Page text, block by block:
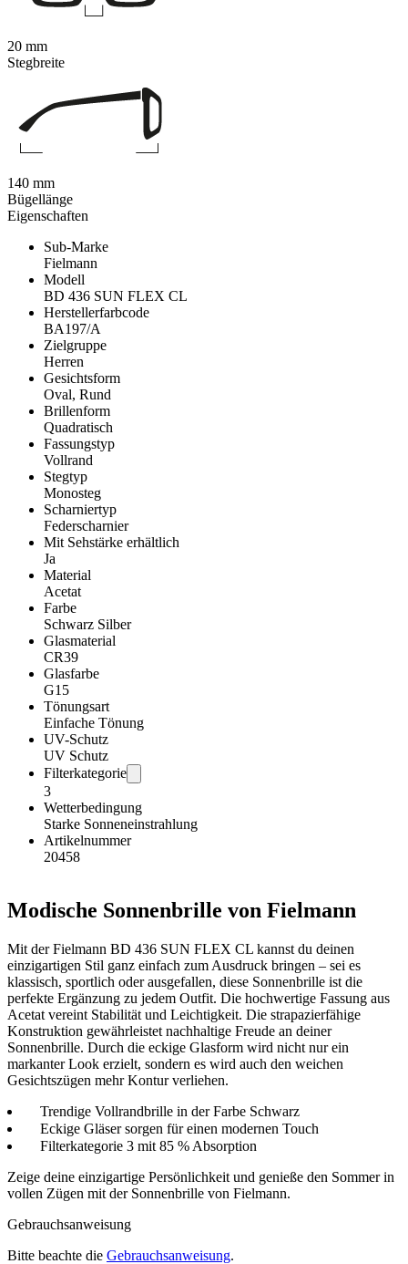
Eigenschaften
Sub-Marke
Fielmann
Modell
BD 436 SUN FLEX CL
Herstellerfarbcode
BA197/A
Zielgruppe
Herren
Gesichtsform
Oval, Rund
Brillenform
Quadratisch
Fassungstyp
Vollrand
Stegtyp
Monosteg
Scharniertyp
Federscharnier
Mit Sehstärke erhältlich
Ja
Material
Acetat
Farbe
Schwarz Silber
Glasmaterial
CR39
Glasfarbe
G15
Tönungsart
Einfache Tönung
UV-Schutz
UV Schutz
Filterkategorie
3
Wetterbedingung
Starke Sonneneinstrahlung
Artikelnummer
20458
Modische Sonnenbrille von Fielmann
Mit der Fielmann BD 436 SUN FLEX CL kannst du deinen
einzigartigen Stil ganz einfach zum Ausdruck bringen – sei es
klassisch, sportlich oder ausgefallen, diese Sonnenbrille ist die
perfekte Ergänzung zu jedem Outfit. Die hochwertige Fassung aus
Acetat vereint Stabilität und Leichtigkeit. Die strapazierfähige
Konstruktion gewährleistet nachhaltige Freude an deiner
Sonnenbrille. Durch die eckige Glasform wird nicht nur ein
markanter Look erzielt, sondern es wird auch den weichen
Gesichtszügen mehr Kontur verliehen.
Trendige Vollrandbrille in der Farbe Schwarz
Eckige Gläser sorgen für einen modernen Touch
Filterkategorie 3 mit 85 % Absorption
Zeige deine einzigartige Persönlichkeit und genieße den Sommer in
vollen Zügen mit der Sonnenbrille von Fielmann.
Gebrauchsanweisung
Bitte beachte die Gebrauchsanweisung.
20 mm
Stegbreite
140 mm
Bügellänge